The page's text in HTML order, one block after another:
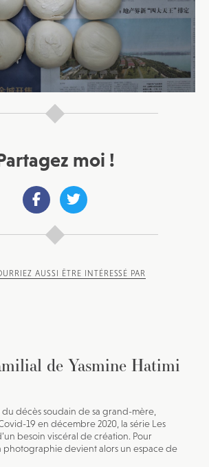
moi !
AUSSI ÊTRE INTÉRESSÉ PAR
de Yasmine Hatimi
du décès soudain de sa grand-mère,
19 en décembre 2020, la série Les
besoin viscéral de création. Pour
photographie devient alors un espace de